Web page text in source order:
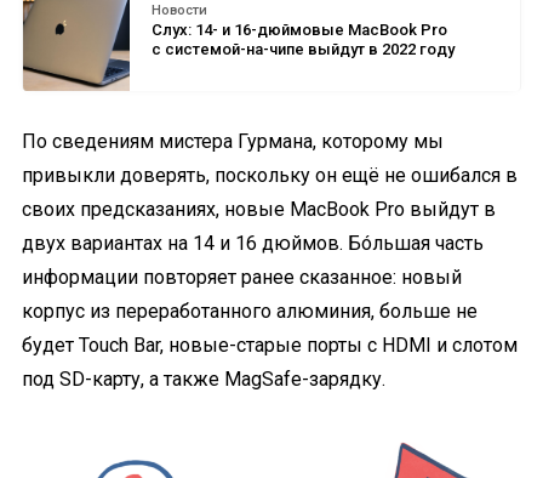
Новости
Слух: 14- и 16-дюймовые MacBook Pro
с системой-на-чипе выйдут в 2022 году
По сведениям мистера Гурмана, которому мы
привыкли доверять, поскольку он ещё не ошибался в
своих предсказаниях, новые MacBook Pro выйдут в
двух вариантах на 14 и 16 дюймов. Бóльшая часть
информации повторяет ранее сказанное: новый
корпус из переработанного алюминия, больше не
будет Touch Bar, новые-старые порты с HDMI и слотом
под SD-карту, а также MagSafe-зарядку.